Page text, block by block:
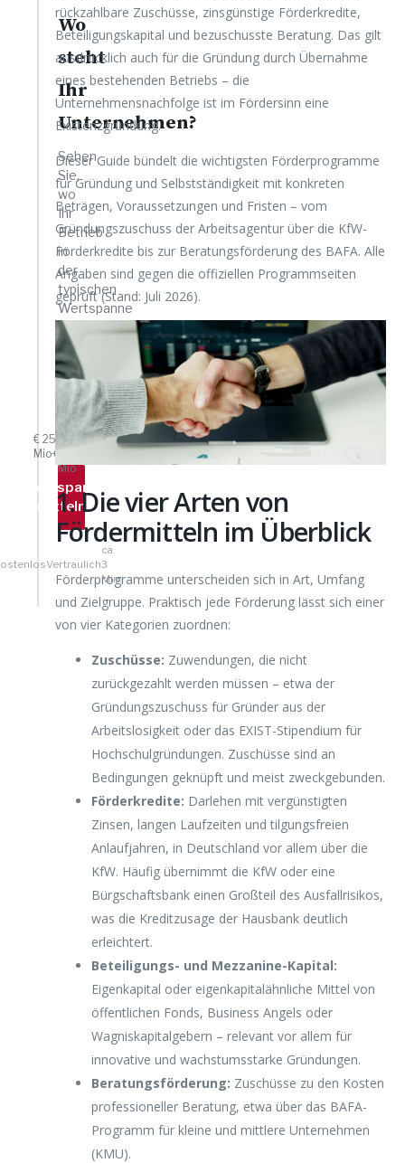
Wo
steht
Ihr
Unternehmen?
Sehen
Sie,
wo
Ihr
Betrieb
in
der
typischen
Wertspanne
liegt.
WERTSPANNE
IM
MITTELSTAND
IHR
BEREICH?
€
Mio
€ 25
Mio+
Wertspanne
ermitteln
→
Vertraulich
ca.
3
Min.
rückzahlbare Zuschüsse, zinsgünstige Förderkredite,
Beteiligungskapital und bezuschusste Beratung. Das gilt
ausdrücklich auch für die Gründung durch Übernahme
eines bestehenden Betriebs – die
Unternehmensnachfolge ist im Fördersinn eine
Existenzgründung.
Dieser Guide bündelt die wichtigsten Förderprogramme
für Gründung und Selbstständigkeit mit konkreten
Beträgen, Voraussetzungen und Fristen – vom
Gründungszuschuss der Arbeitsagentur über die KfW-
Förderkredite bis zur Beratungsförderung des BAFA. Alle
Angaben sind gegen die offiziellen Programmseiten
geprüft (Stand: Juli 2026).
1. Die vier Arten von
Fördermitteln im Überblick
Förderprogramme unterscheiden sich in Art, Umfang
und Zielgruppe. Praktisch jede Förderung lässt sich einer
von vier Kategorien zuordnen:
Zuschüsse: Zuwendungen, die nicht
zurückgezahlt werden müssen – etwa der
Gründungszuschuss für Gründer aus der
Arbeitslosigkeit oder das EXIST-Stipendium für
Hochschulgründungen. Zuschüsse sind an
Bedingungen geknüpft und meist zweckgebunden.
Förderkredite: Darlehen mit vergünstigten
Zinsen, langen Laufzeiten und tilgungsfreien
Anlaufjahren, in Deutschland vor allem über die
KfW. Häufig übernimmt die KfW oder eine
Bürgschaftsbank einen Großteil des Ausfallrisikos,
was die Kreditzusage der Hausbank deutlich
erleichtert.
Beteiligungs- und Mezzanine-Kapital:
Eigenkapital oder eigenkapitalähnliche Mittel von
öffentlichen Fonds, Business Angels oder
Wagniskapitalgebern – relevant vor allem für
innovative und wachstumsstarke Gründungen.
Beratungsförderung: Zuschüsse zu den Kosten
professioneller Beratung, etwa über das BAFA-
Programm für kleine und mittlere Unternehmen
(KMU).